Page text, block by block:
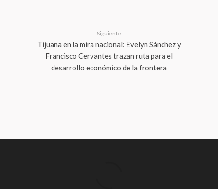
Siguiente
Tijuana en la mira nacional: Evelyn Sánchez y
Francisco Cervantes trazan ruta para el
desarrollo económico de la frontera